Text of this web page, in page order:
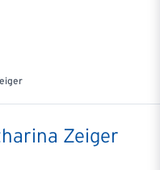
Zeiger